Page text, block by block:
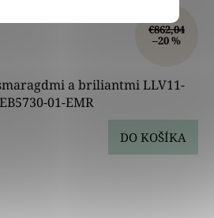
€862,04
–20 %
a briliantmi LLV11-
01-EMR
DO KOŠÍKA